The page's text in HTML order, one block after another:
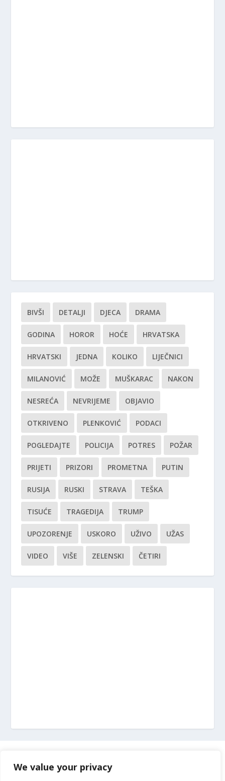
We value your privacy
BIVŠI DETALJI DJECA DRAMA
GODINA HOROR HOĆE HRVATSKA
HRVATSKI JEDNA KOLIKO LIJEČNICI
MILANOVIĆ MOŽE MUŠKARAC NAKON
NESREĆA NEVRIJEME OBJAVIO
OTKRIVENO PLENKOVIĆ PODACI
POGLEDAJTE POLICIJA POTRES POŽAR
PRIJETI PRIZORI PROMETNA PUTIN
RUSIJA RUSKI STRAVA TEŠKA
TISUĆE TRAGEDIJA TRUMP
UPOZORENJE USKORO UŽIVO UŽAS
VIDEO VIŠE ZELENSKI ČETIRI